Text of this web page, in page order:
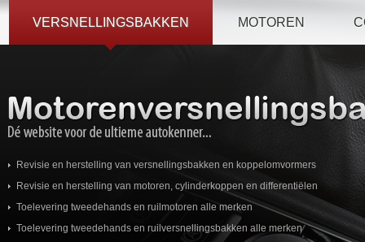
VERSNELLINGSBAKKEN MOTOREN
Revisie en herstelling van versnellingsbakken en koppelomvormers
Revisie en herstelling van motoren, cylinderkoppen en differentiëlen
Toelevering tweedehands en ruilmotoren alle merken
Toelevering tweedehands en ruilversnellingsbakken alle merken